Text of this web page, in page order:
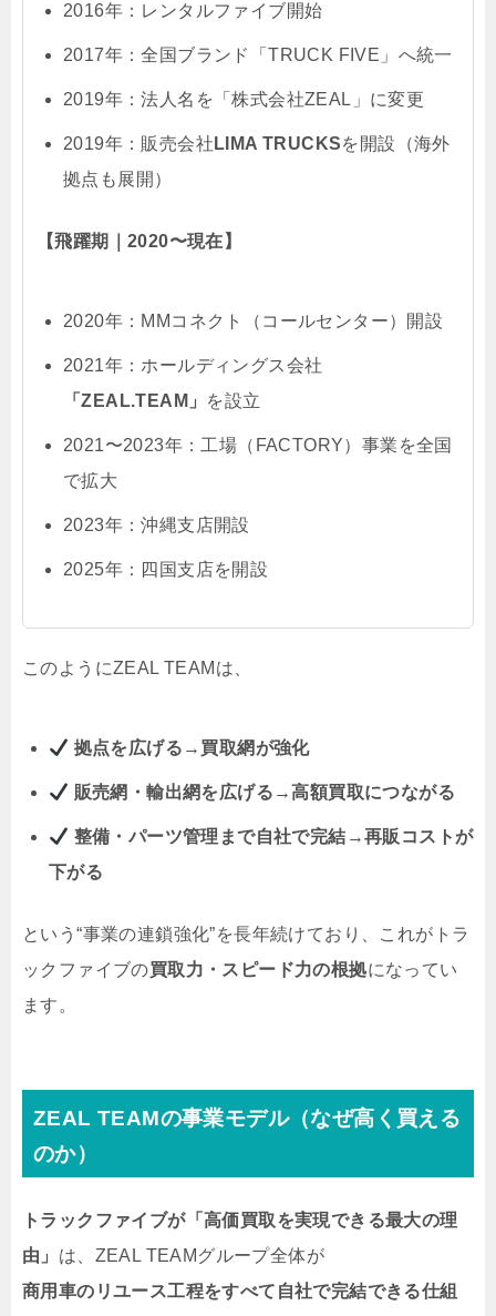
2016年：レンタルファイブ開始
2017年：全国ブランド「TRUCK FIVE」へ統一
2019年：法人名を「株式会社ZEAL」に変更
2019年：販売会社 LIMA TRUCKSを開設（海外
拠点も展開）
【飛躍期｜2020〜現在】
2020年：MMコネクト（コールセンター）開設
2021年：ホールディングス会社
「ZEAL.TEAM」 を設立
2021〜2023年：工場（FACTORY）事業を全国
で拡大
2023年：沖縄支店開設
2025年：四国支店を開設
このようにZEAL TEAMは、
拠点を広げる→買取網が強化
販売網・輸出網を広げる→高額買取につながる
整備・パーツ管理まで自社で完結→再販コストが
下がる
という“事業の連鎖強化”を長年続けており、これがトラ
ックファイブの買取力・スピード力の根拠になってい
ます。
ZEAL TEAMの事業モデル（なぜ高く買える
のか）
トラックファイブが「高価買取を実現できる最大の理
由」 は、ZEAL TEAMグループ全体が
商用車のリユース工程をすべて自社で完結できる仕組